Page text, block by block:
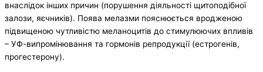
внаслідок інших причин (порушення діяльності щитоподібної
залози, яєчників). Поява мелазми пояснюється вродженою
підвищеною чутливістю меланоцитів до стимулюючих впливів
– УФ-випромінювання та гормонів репродукції (естрогенів,
прогестерону).